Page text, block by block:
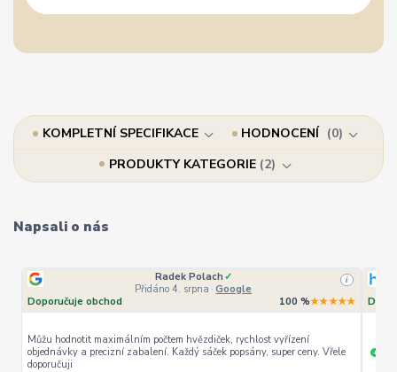
KOMPLETNÍ SPECIFIKACE HODNOCENÍ
0
PRODUKTY KATEGORIE 2
Napsali o nás
Radek Polach ✓
Přidáno 4. srpna · Google
i
Doporučuje obchod 100 %★★★★★
Můžu hodnotit maximálním počtem hvězdiček, rychlost vyřízení
objednávky a precizní zabalení. Každý sáček popsány, super ceny. Vřele
doporučuji
+